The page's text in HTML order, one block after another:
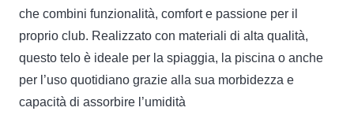
che combini funzionalità, comfort e passione per il
proprio club. Realizzato con materiali di alta qualità,
questo telo è ideale per la spiaggia, la piscina o anche
per l’uso quotidiano grazie alla sua morbidezza e
capacità di assorbire l’umidità